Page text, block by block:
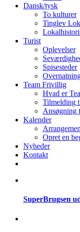
Dansk/tysk
To kulturer
Tinglev
Turist
Oplevelser
Spisesteder
Team Frivillig
Hvad er
Tilmelding
Ansøgning
Kalender
Opret en
Nyheder
Kontakt
SuperBrugsen